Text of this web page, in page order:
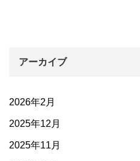
アーカイブ
2026年2月
2025年12月
2025年11月